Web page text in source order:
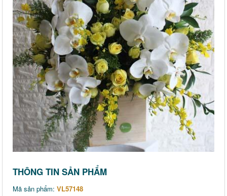
THÔNG TIN SẢN PHẨM
Mã sản phẩm: VL57148